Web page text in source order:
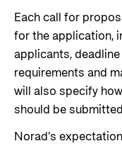
Regelverk for
For næringslivet
fornybar energi
Humanitær
for Ukraina
Humanitær og
Nansen-
Karriere i Norad
Ledige stillinger
Slik er
Spørsmål og
Bli med på å
Om Norad
Om oss
Norads
Grønare bistand
Styring av
Each call for
for the application,
applicants,
requirements and
will also specify
should be
Norad’s